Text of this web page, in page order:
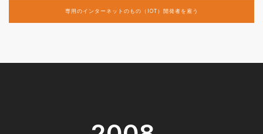
専用のインターネットのもの（IOT）開発者を雇う